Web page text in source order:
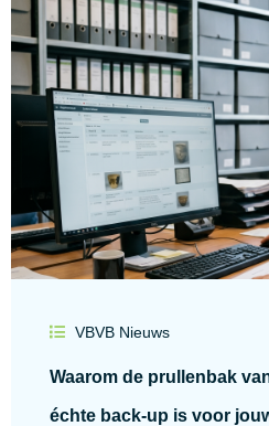
VBVB Nieuws
Waarom de prullenbak
échte back-up is voor